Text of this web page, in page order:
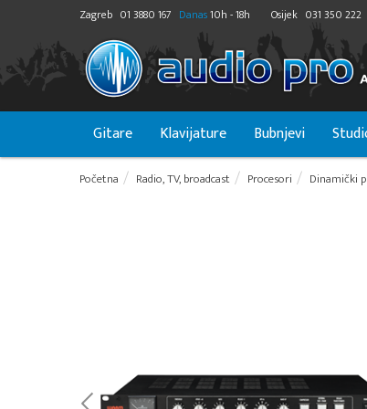
Zagreb 01 3880 167 Danas10h - 18h Osijek 031 350 222
Gitare Klavijature Bubnjevi
Početna Radio, TV, broadcast Procesori Dinamički